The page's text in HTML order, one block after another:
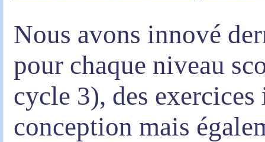
Nous avons innové
pour chaque niveau
cycle 3), des
conception mais